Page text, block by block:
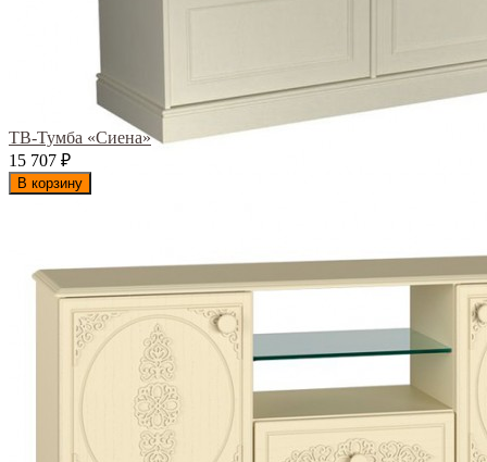
ТВ-Тумба «Сиена»
15 707 ₽
В корзину